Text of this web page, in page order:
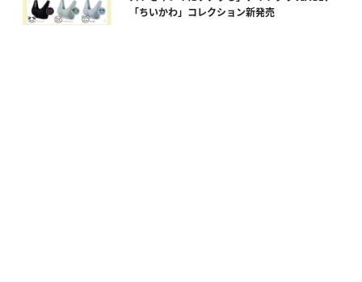
「ちいかわ」コレクション新発売